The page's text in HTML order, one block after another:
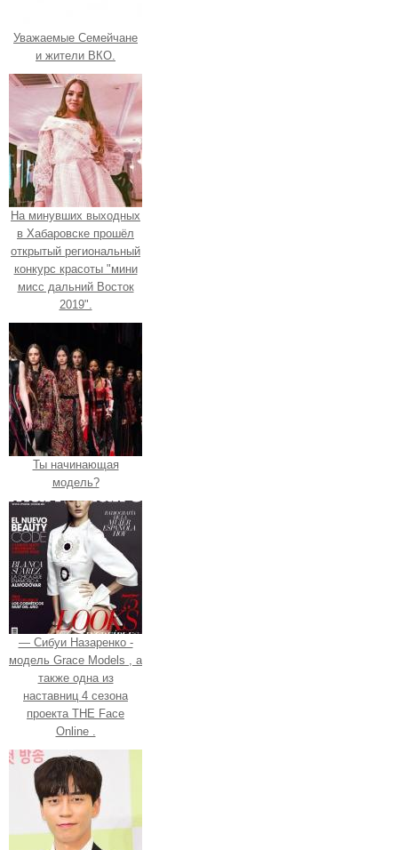
Уважаемые Семейчане
и жители ВКО.
На минувших выходных
в Хабаровске прошёл
открытый региональный
конкурс красоты "мини
мисс дальний Восток
2019".
Ты начинающая
модель?
— Сибуи Назаренко -
модель Grace Models , а
также одна из
наставниц 4 сезона
проекта THE Face
Online .